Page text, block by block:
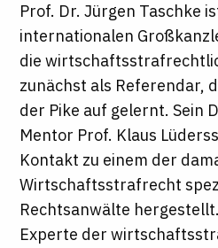
Prof. Dr. Jürgen Taschke
internationalen
die
zunächst als Referendar,
der Pike auf gelernt. Sein
Mentor Prof. Klaus
Kontakt zu einem der
Wirtschaftsstrafrecht
Rechtsanwälte
Experte der